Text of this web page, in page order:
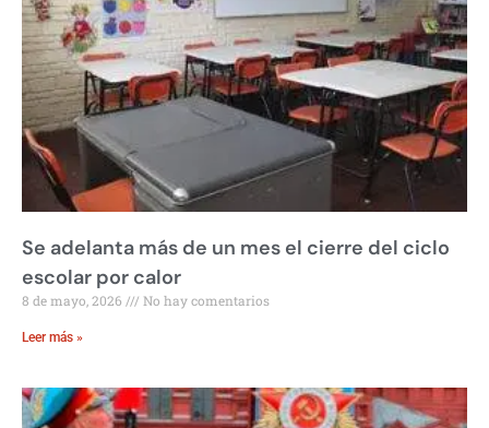
Se adelanta más de un mes el cierre del ciclo
escolar por calor
8 de mayo, 2026 No hay comentarios
Leer más »